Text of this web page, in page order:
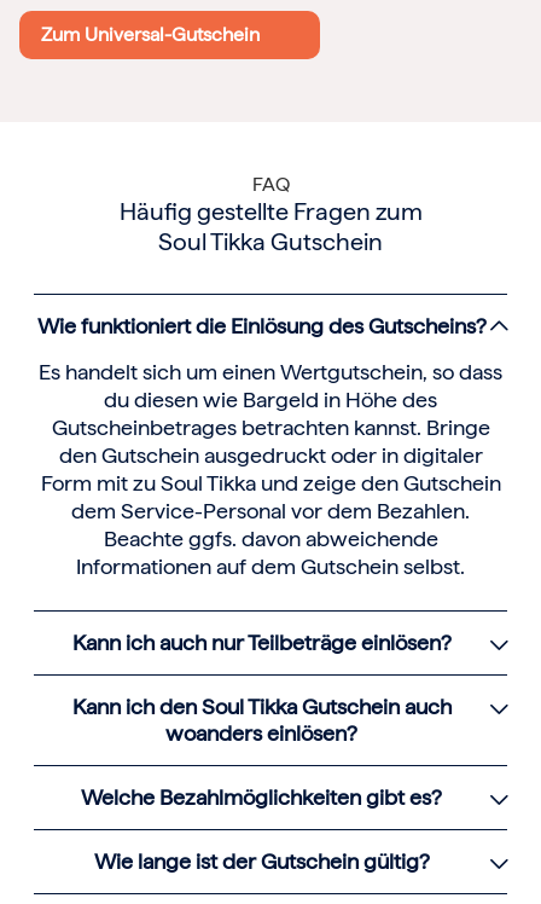
Zum Universal-Gutschein
FAQ
Häufig gestellte Fragen zum
Soul Tikka Gutschein
Wie funktioniert die Einlösung des Gutscheins?
Es handelt sich um einen Wertgutschein, so dass
du diesen wie Bargeld in Höhe des
Gutscheinbetrages betrachten kannst. Bringe
den Gutschein ausgedruckt oder in digitaler
Form mit zu Soul Tikka und zeige den Gutschein
dem Service-Personal vor dem Bezahlen.
Beachte ggfs. davon abweichende
Informationen auf dem Gutschein selbst.
Kann ich auch nur Teilbeträge einlösen?
Kann ich den Soul Tikka Gutschein auch
woanders einlösen?
Welche Bezahlmöglichkeiten gibt es?
Wie lange ist der Gutschein gültig?